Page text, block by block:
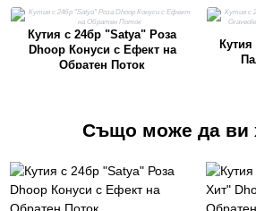
Кутия с 24бр "Satya" Роза
Dhoop Конуси с Ефект на
Обратен Поток
Също може да ви